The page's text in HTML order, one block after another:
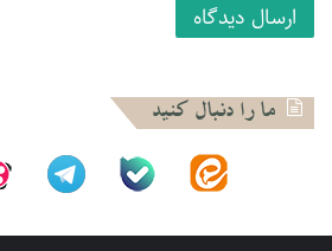
یکی از اشتباهات اصلی
آن‌ها اساسا از خیزش و خروش
نشدند. همین عدم
اخوانی‌ها هیچگاه به فکر
اندیشه‌هایشان نیفتند. آن‌ها
تفکری که طی چند دهه
ما را دنبال کنید